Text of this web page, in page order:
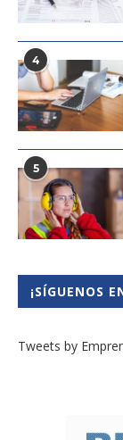
4
5
¡SÍGUENOS
Tweets by